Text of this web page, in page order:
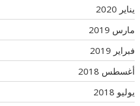
يناير 2020
مارس 2019
فبراير 2019
أغسطس 2018
يوليو 2018